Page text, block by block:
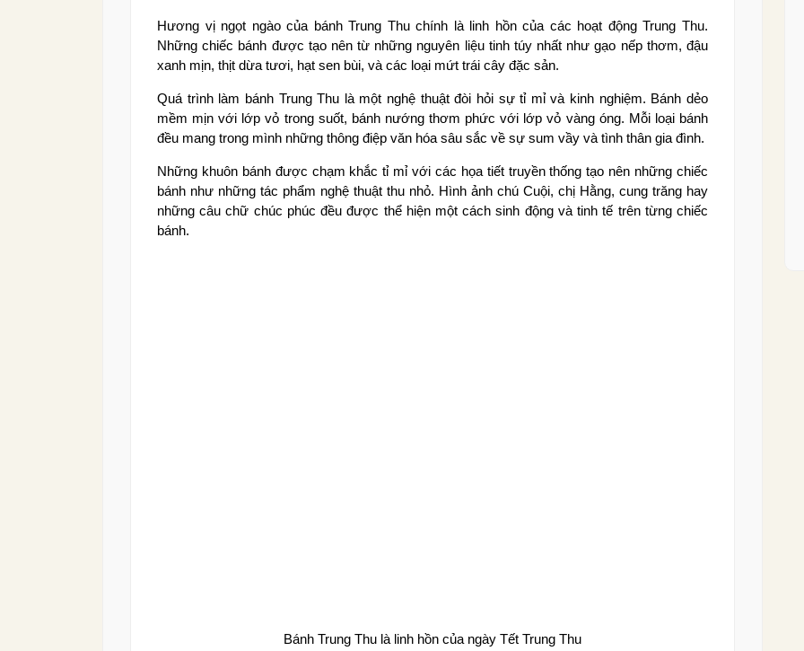
Hương vị ngọt ngào của bánh Trung Thu chính là linh hồn của các hoạt động Trung Thu.
Những chiếc bánh được tạo nên từ những nguyên liệu tinh túy nhất như gạo nếp thơm, đậu
xanh mịn, thịt dừa tươi, hạt sen bùi, và các loại mứt trái cây đặc sản.
Quá trình làm bánh Trung Thu là một nghệ thuật đòi hỏi sự tỉ mỉ và kinh nghiệm. Bánh dẻo
mềm mịn với lớp vỏ trong suốt, bánh nướng thơm phức với lớp vỏ vàng óng. Mỗi loại bánh
đều mang trong mình những thông điệp văn hóa sâu sắc về sự sum vầy và tình thân gia đình.
Những khuôn bánh được chạm khắc tỉ mỉ với các họa tiết truyền thống tạo nên những chiếc
bánh như những tác phẩm nghệ thuật thu nhỏ. Hình ảnh chú Cuội, chị Hằng, cung trăng hay
những câu chữ chúc phúc đều được thể hiện một cách sinh động và tinh tế trên từng chiếc
bánh.
Bánh Trung Thu là linh hồn của ngày Tết Trung Thu